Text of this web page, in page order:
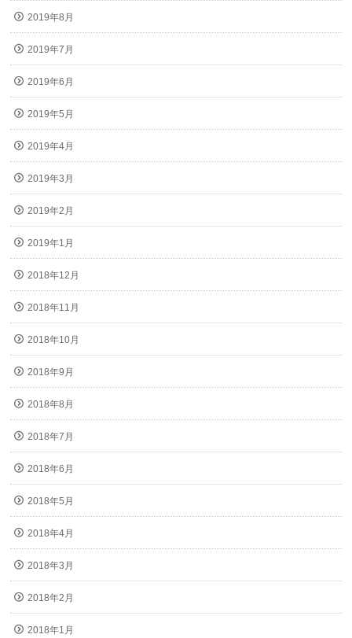
2019年8月
2019年7月
2019年6月
2019年5月
2019年4月
2019年3月
2019年2月
2019年1月
2018年12月
2018年11月
2018年10月
2018年9月
2018年8月
2018年7月
2018年6月
2018年5月
2018年4月
2018年3月
2018年2月
2018年1月